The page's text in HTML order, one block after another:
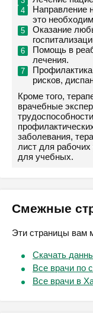
Направление
это
Оказание
Помощь в
лечения.
рисков,
Кроме того,
врачебные
заболевания,
лист для
для учебных.
Смежные
Эти страницы вам
Скачать
Все врачи по
Все врачи в